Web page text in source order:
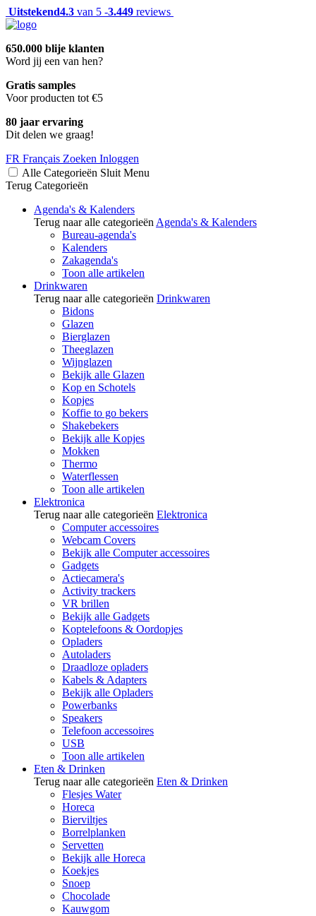
Uitstekend4.3 van 5 -3.449 reviews
650.000 blije klanten
Word jij een van hen?
Gratis samples
Voor producten tot €5
80 jaar ervaring
Dit delen we graag!
FR Français Zoeken Inloggen
Alle Categorieën Sluit Menu
Terug Categorieën
Agenda's & Kalenders
Terug naar alle categorieën Agenda's & Kalenders
Bureau-agenda's
Kalenders
Zakagenda's
Toon alle artikelen
Drinkwaren
Terug naar alle categorieën Drinkwaren
Bidons
Glazen
Bierglazen
Theeglazen
Wijnglazen
Bekijk alle Glazen
Kop en Schotels
Kopjes
Koffie to go bekers
Shakebekers
Bekijk alle Kopjes
Mokken
Thermo
Waterflessen
Toon alle artikelen
Elektronica
Terug naar alle categorieën Elektronica
Computer accessoires
Webcam Covers
Bekijk alle Computer accessoires
Gadgets
Actiecamera's
Activity trackers
VR brillen
Bekijk alle Gadgets
Koptelefoons & Oordopjes
Opladers
Autoladers
Draadloze opladers
Kabels & Adapters
Bekijk alle Opladers
Powerbanks
Speakers
Telefoon accessoires
USB
Toon alle artikelen
Eten & Drinken
Terug naar alle categorieën Eten & Drinken
Flesjes Water
Horeca
Bierviltjes
Borrelplanken
Servetten
Bekijk alle Horeca
Koekjes
Snoep
Chocolade
Kauwgom